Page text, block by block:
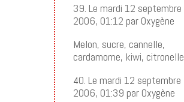
39. Le mardi 12 septembre
2006, 01:12 par Oxygène
Melon, sucre, cannelle,
cardamome, kiwi, citronelle
40. Le mardi 12 septembre
2006, 01:39 par Oxygène